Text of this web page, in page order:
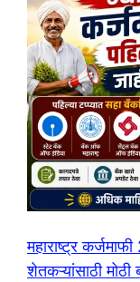
महाराष्ट्र
शेतकऱ्यांसाठी